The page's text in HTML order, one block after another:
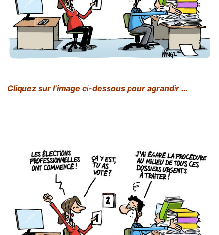
Cliquez sur l’image ci-dessous pour agrandir …